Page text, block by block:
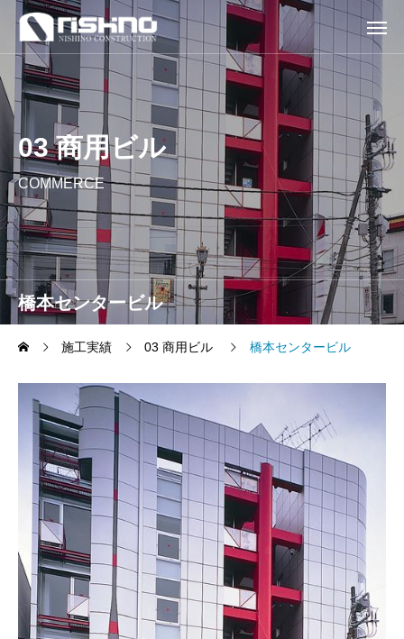
橋本センタービル
03 商用ビル
COMMERCE
施工実績 03 商用ビル 橋本センタービル